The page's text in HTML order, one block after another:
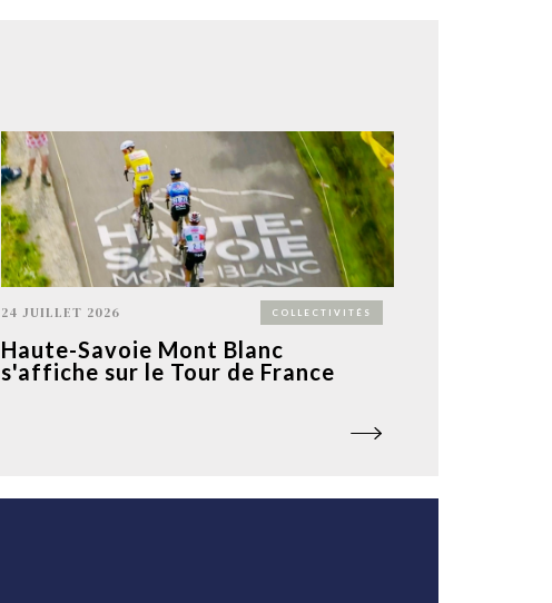
24 JUILLET 2026 COLLECTIVITÉS
Haute-Savoie Mont Blanc
s'affiche sur le Tour de France